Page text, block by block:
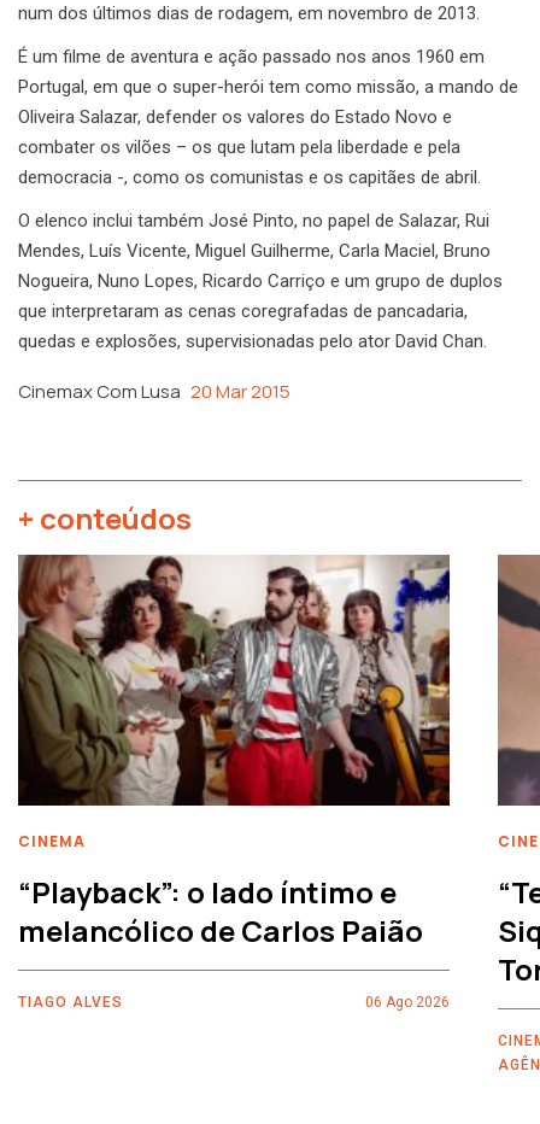
num dos últimos dias de rodagem, em novembro de 2013.
É um filme de aventura e ação passado nos anos 1960 em
Portugal, em que o super-herói tem como missão, a mando de
Oliveira Salazar, defender os valores do Estado Novo e
combater os vilões – os que lutam pela liberdade e pela
democracia -, como os comunistas e os capitães de abril.
O elenco inclui também José Pinto, no papel de Salazar, Rui
Mendes, Luís Vicente, Miguel Guilherme, Carla Maciel, Bruno
Nogueira, Nuno Lopes, Ricardo Carriço e um grupo de duplos
que interpretaram as cenas coregrafadas de pancadaria,
quedas e explosões, supervisionadas pelo ator David Chan.
Cinemax Com Lusa 20 Mar 2015
+ conteúdos
CINEMA
“Playback”: o lado íntimo e
melancólico de Carlos Paião
TIAGO ALVES 06 Ago 2026